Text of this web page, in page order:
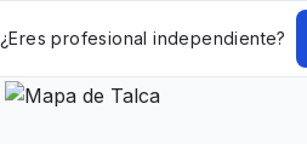
¿Eres profesional independiente?